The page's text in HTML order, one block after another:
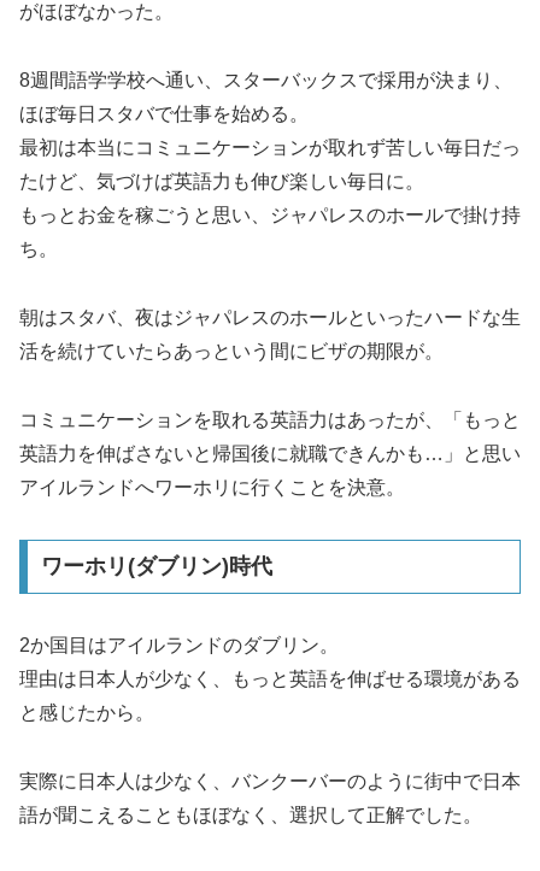
がほぼなかった。
8週間語学学校へ通い、スターバックスで採用が決まり、
ほぼ毎日スタバで仕事を始める。
最初は本当にコミュニケーションが取れず苦しい毎日だっ
たけど、気づけば英語力も伸び楽しい毎日に。
もっとお金を稼ごうと思い、ジャパレスのホールで掛け持
ち。
朝はスタバ、夜はジャパレスのホールといったハードな生
活を続けていたらあっという間にビザの期限が。
コミュニケーションを取れる英語力はあったが、「もっと
英語力を伸ばさないと帰国後に就職できんかも…」と思い
アイルランドへワーホリに行くことを決意。
ワーホリ(ダブリン)時代
2か国目はアイルランドのダブリン。
理由は日本人が少なく、もっと英語を伸ばせる環境がある
と感じたから。
実際に日本人は少なく、バンクーバーのように街中で日本
語が聞こえることもほぼなく、選択して正解でした。